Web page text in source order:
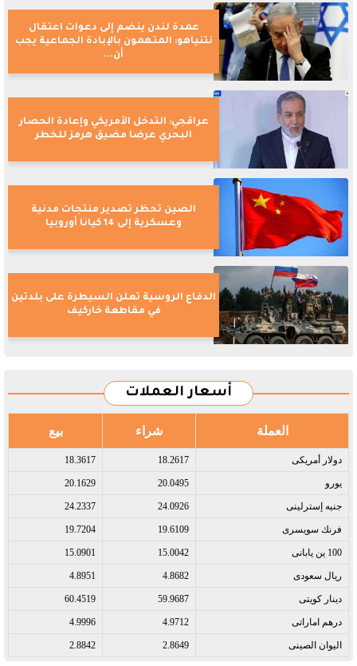
عمدة لندن ينضم إلى دعوات اعتقال
نتنياهو: المتهمون بالإبادة الجماعية يجب
أن...
عراقجي: التدخل الأمريكي وإعادة الحصار
البحري عرضا مضيق هرمز للخطر
الصين تحظر تصدير منتجات مدنية
وعسكرية إلى 14 كيانا أوروبيا
الدفاع الروسية تعلن السيطرة على بلدتين
في مقاطعة خاركيف
أسعار العملات
العملة شراء بيع
دولار أمريكى​ 18.2617
18.3617
يورو​ 20.0495
20.1629
جنيه إسترلينى​ 24.0926
24.2337
فرنك سويسرى​ 19.6109
19.7204
100 ين يابانى​ 15.0042
15.0901
ريال سعودى​ 4.8682
4.8951
دينار كويتى​ 59.9687
60.4519
درهم اماراتى​ 4.9712
4.9996
اليوان الصينى​ 2.8649
2.8842